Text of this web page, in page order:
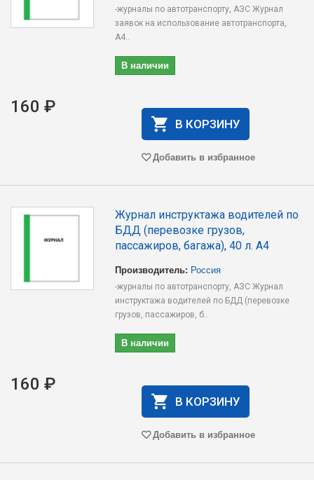
-журналы по автотранспорту, АЗС Журнал
заявок на использование автотранспорта,
А4..
В наличии
160 ₽
В КОРЗИНУ
Добавить в избранное
Журнал инструктажа водителей по
БДД (перевозке грузов,
пассажиров, багажа), 40 л. А4
Производитель: Россия
-журналы по автотранспорту, АЗС Журнал
инструктажа водителей по БДД (перевозке
грузов, пассажиров, б..
В наличии
160 ₽
В КОРЗИНУ
Добавить в избранное